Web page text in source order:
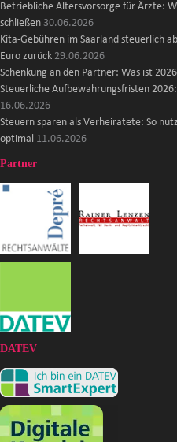
Betriebliche Altersvorsorge für Ärzte:
schließen 30.06.2026
Kita-Gebühren im Saarland steuerlich
Euro zurück 29.06.2026
Schenkung an den Partner: Was ist
Steuerliche Aufbewahrungsfristen
16.06.2026
Steuern sparen als Verheiratete: So
optimal 11.06.2026
Partner
DATEV